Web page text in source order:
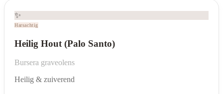
✨
Harsachtig
Heilig Hout (Palo Santo)
Bursera graveolens
Heilig & zuiverend